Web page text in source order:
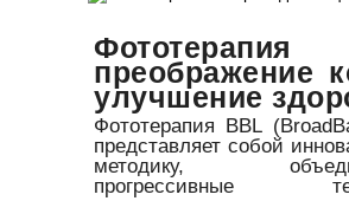
Фототерапия
преображение
улучшение
Фототерапия BBL
представляет собой
методику,
прогрессивные